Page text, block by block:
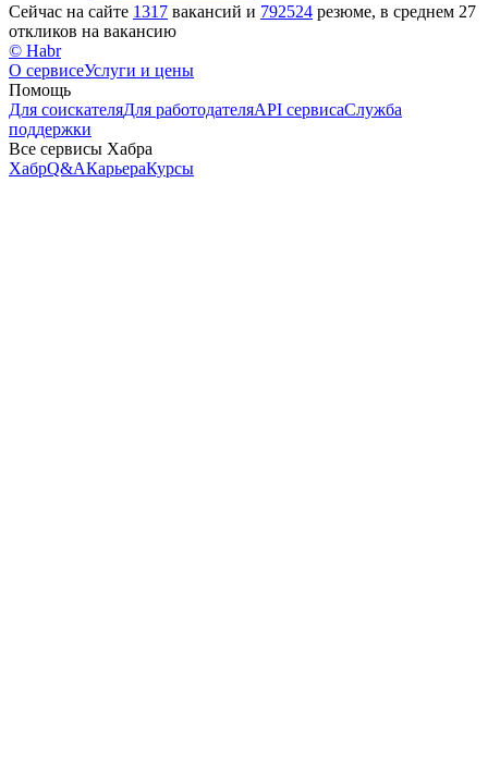
Сейчас на сайте 1317 вакансий и 792524 резюме, в среднем 27
откликов на вакансию
© Habr
О сервисеУслуги и цены
Помощь
Для соискателяДля работодателяAPI сервисаСлужба
поддержки
Все сервисы Хабра
ХабрQ&AКарьераКурсы